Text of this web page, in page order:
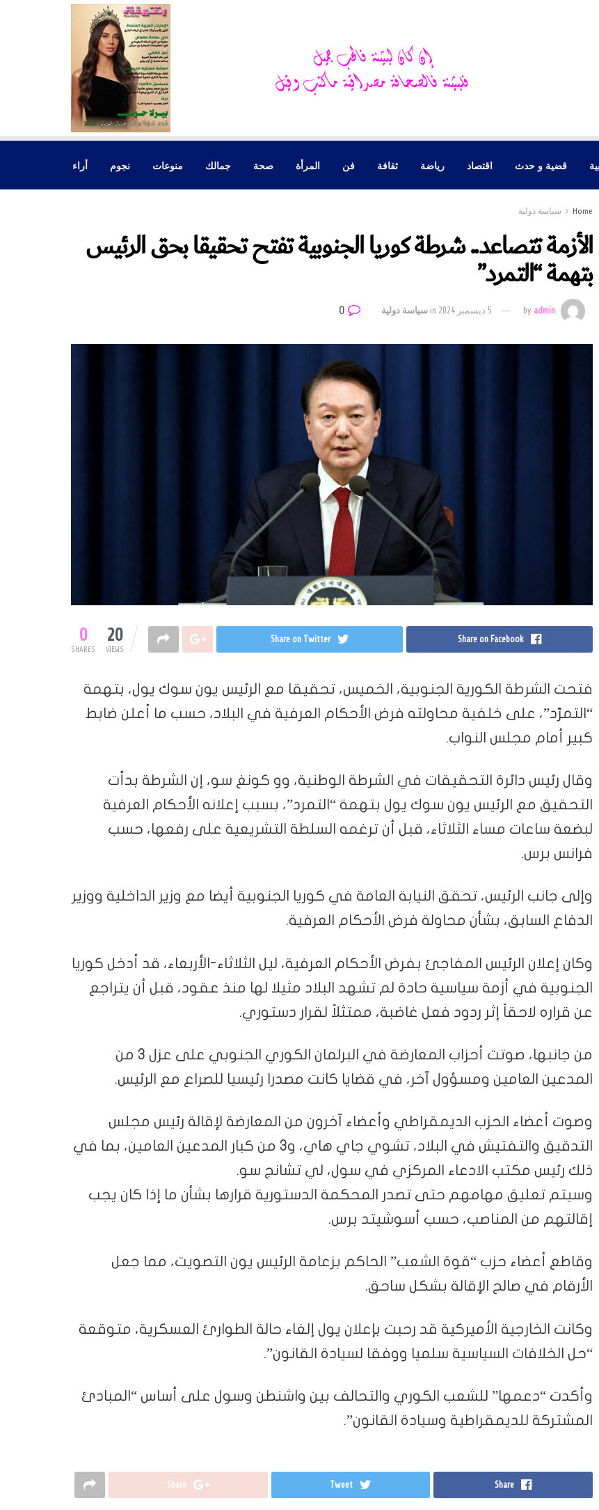
قضية و حدث اقتصاد رياضة ثقافة فن المرأة صحة جمالك منوعات نجوم أراء
Home سياسة دولية
الأزمة تتصاعد.. شرطة كوريا الجنوبية تفتح تحقيقا بحق الرئيس
بتهمة “التمرد”
byadmin 5 ديسمبر 2024 inسياسة دولية
0
SHARES 20
VIEWS
Share on Facebook
Share on Twitter
فتحت الشرطة الكورية الجنوبية، الخميس، تحقيقا مع الرئيس يون سوك يول، بتهمة
“التمرّد”، على خلفية محاولته فرض الأحكام العرفية في البلاد، حسب ما أعلن ضابط
كبير أمام مجلس النواب.
وقال رئيس دائرة التحقيقات في الشرطة الوطنية، وو كونغ سو، إن الشرطة بدأت
التحقيق مع الرئيس يون سوك يول بتهمة “التمرد”، بسبب إعلانه الأحكام العرفية
لبضعة ساعات مساء الثلاثاء، قبل أن ترغمه السلطة التشريعية على رفعها، حسب
فرانس برس.
وإلى جانب الرئيس، تحقق النيابة العامة في كوريا الجنوبية أيضا مع وزير الداخلية ووزير
الدفاع السابق، بشأن محاولة فرض الأحكام العرفية.
وكان إعلان الرئيس المفاجئ بفرض الأحكام العرفية، ليل الثلاثاء-الأربعاء، قد أدخل كوريا
الجنوبية في أزمة سياسية حادة لم تشهد البلاد مثيلا لها منذ عقود، قبل أن يتراجع
عن قراره لاحقاً إثر ردود فعل غاضبة، ممتثلاً لقرار دستوري.
من جانبها، صوتت أحزاب المعارضة في البرلمان الكوري الجنوبي على عزل 3 من
المدعين العامين ومسؤول آخر، في قضايا كانت مصدرا رئيسيا للصراع مع الرئيس.
وصوت أعضاء الحزب الديمقراطي وأعضاء آخرون من المعارضة لإقالة رئيس مجلس
التدقيق والتفتيش في البلاد، تشوي جاي هاي، و3 من كبار المدعين العامين، بما في
ذلك رئيس مكتب الادعاء المركزي في سول، لي تشانج سو.
وسيتم تعليق مهامهم حتى تصدر المحكمة الدستورية قرارها بشأن ما إذا كان يجب
إقالتهم من المناصب، حسب أسوشيتد برس.
وقاطع أعضاء حزب “قوة الشعب” الحاكم بزعامة الرئيس يون التصويت، مما جعل
الأرقام في صالح الإقالة بشكل ساحق.
وكانت الخارجية الأميركية قد رحبت بإعلان يول إلغاء حالة الطوارئ العسكرية، متوقعة
“حل الخلافات السياسية سلميا ووفقا لسيادة القانون”.
وأكدت “دعمها” للشعب الكوري والتحالف بين واشنطن وسول على أساس “المبادئ
المشتركة للديمقراطية وسيادة القانون”.
Share
Tweet
Share